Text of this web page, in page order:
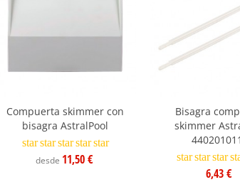
Compuerta skimmer con
bisagra AstralPool
starstarstarstarstar
desde 11,50 €
Bisagra
skimmer
starstarstar
6,43 €